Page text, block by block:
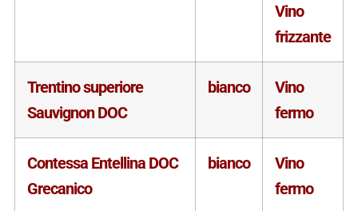
Vino
frizzante
Trentino superiore
Sauvignon DOC
bianco
Vino
fermo
Contessa Entellina DOC
Grecanico
bianco
Vino
fermo